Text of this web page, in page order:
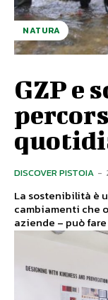
NATURA
GZP e
DISCOVER PISTOIA -
La sostenibilità è
cambiamenti che
aziende – può fare